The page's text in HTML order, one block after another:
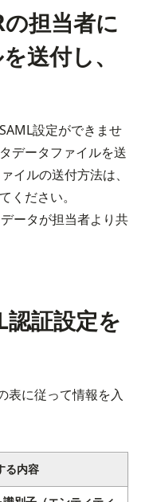
の担当者に
送付し、
設定ができませ
データファイルを送
イルの送付方法は、
ください。
ータが担当者より共
証設定を
表に従って情報を入
る内容